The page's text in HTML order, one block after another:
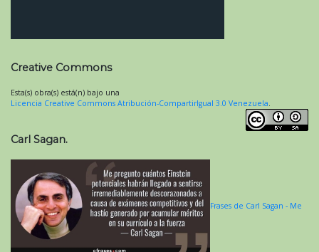
Creative Commons
Esta(s) obra(s) está(n) bajo una
Licencia Creative Commons Atribución-CompartirIgual 3.0 Venezuela.
Carl Sagan.
Frases de Carl Sagan - Me